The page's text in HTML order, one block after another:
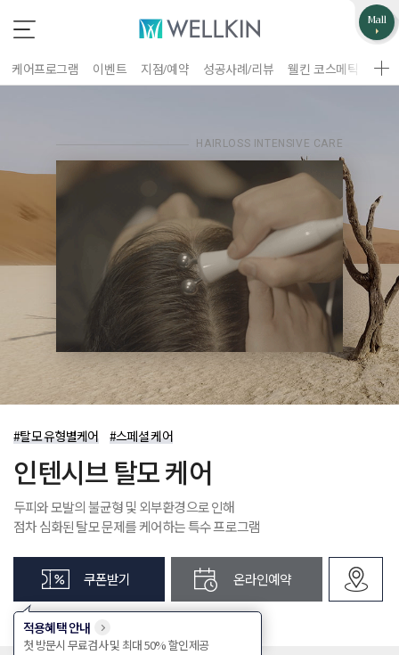
Mall
케어프로그램 이벤트 지점/예약 성공사례/리뷰 웰킨 코스메틱 웰
HAIRLOSS INTENSIVE CARE
#탈모 유형별케어 #스페셜 케어
인텐시브 탈모 케어
두피와 모발의 불균형 및 외부환경으로 인해
점차 심화된 탈모 문제를 케어하는 특수 프로그램
쿠폰받기
적용혜택 안내
첫 방문시 무료검사 및 최대 50% 할인제공
온라인예약
고객불편사항
는 필수 입력 항목
문의내용
개인정보 수집 및 이용 동의(필수)
취소 확인
업무제휴/광고문의
는 필수 입력 항목
휴대폰 번호
제목
문의내용
첨부파일
개인정보 수집 및 이용 동의